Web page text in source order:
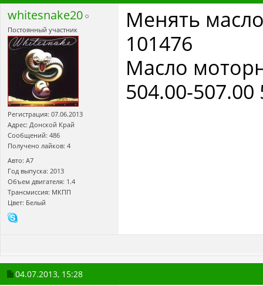
whitesnake20
Постоянный участник
Регистрация: 07.06.2013
Адрес: Донской Край
Сообщений: 486
Получено лайков: 4
Авто: A7
Год выпуска: 2013
Объем двигателя: 1.4
Трансмиссия: МКПП
Цвет: Белый
Менять
101476
Масло
504.00-507.00
04.07.2013, 15:28